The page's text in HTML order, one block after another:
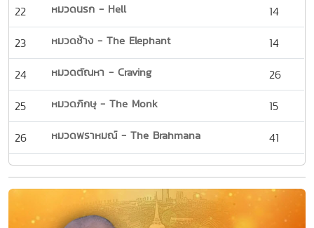
22
หมวดนรก - Hell
14
23
หมวดช้าง - The Elephant
14
24
หมวดตัณหา - Craving
26
25
หมวดภิกษุ - The Monk
15
26
หมวดพราหมณ์ - The Brahmana 41